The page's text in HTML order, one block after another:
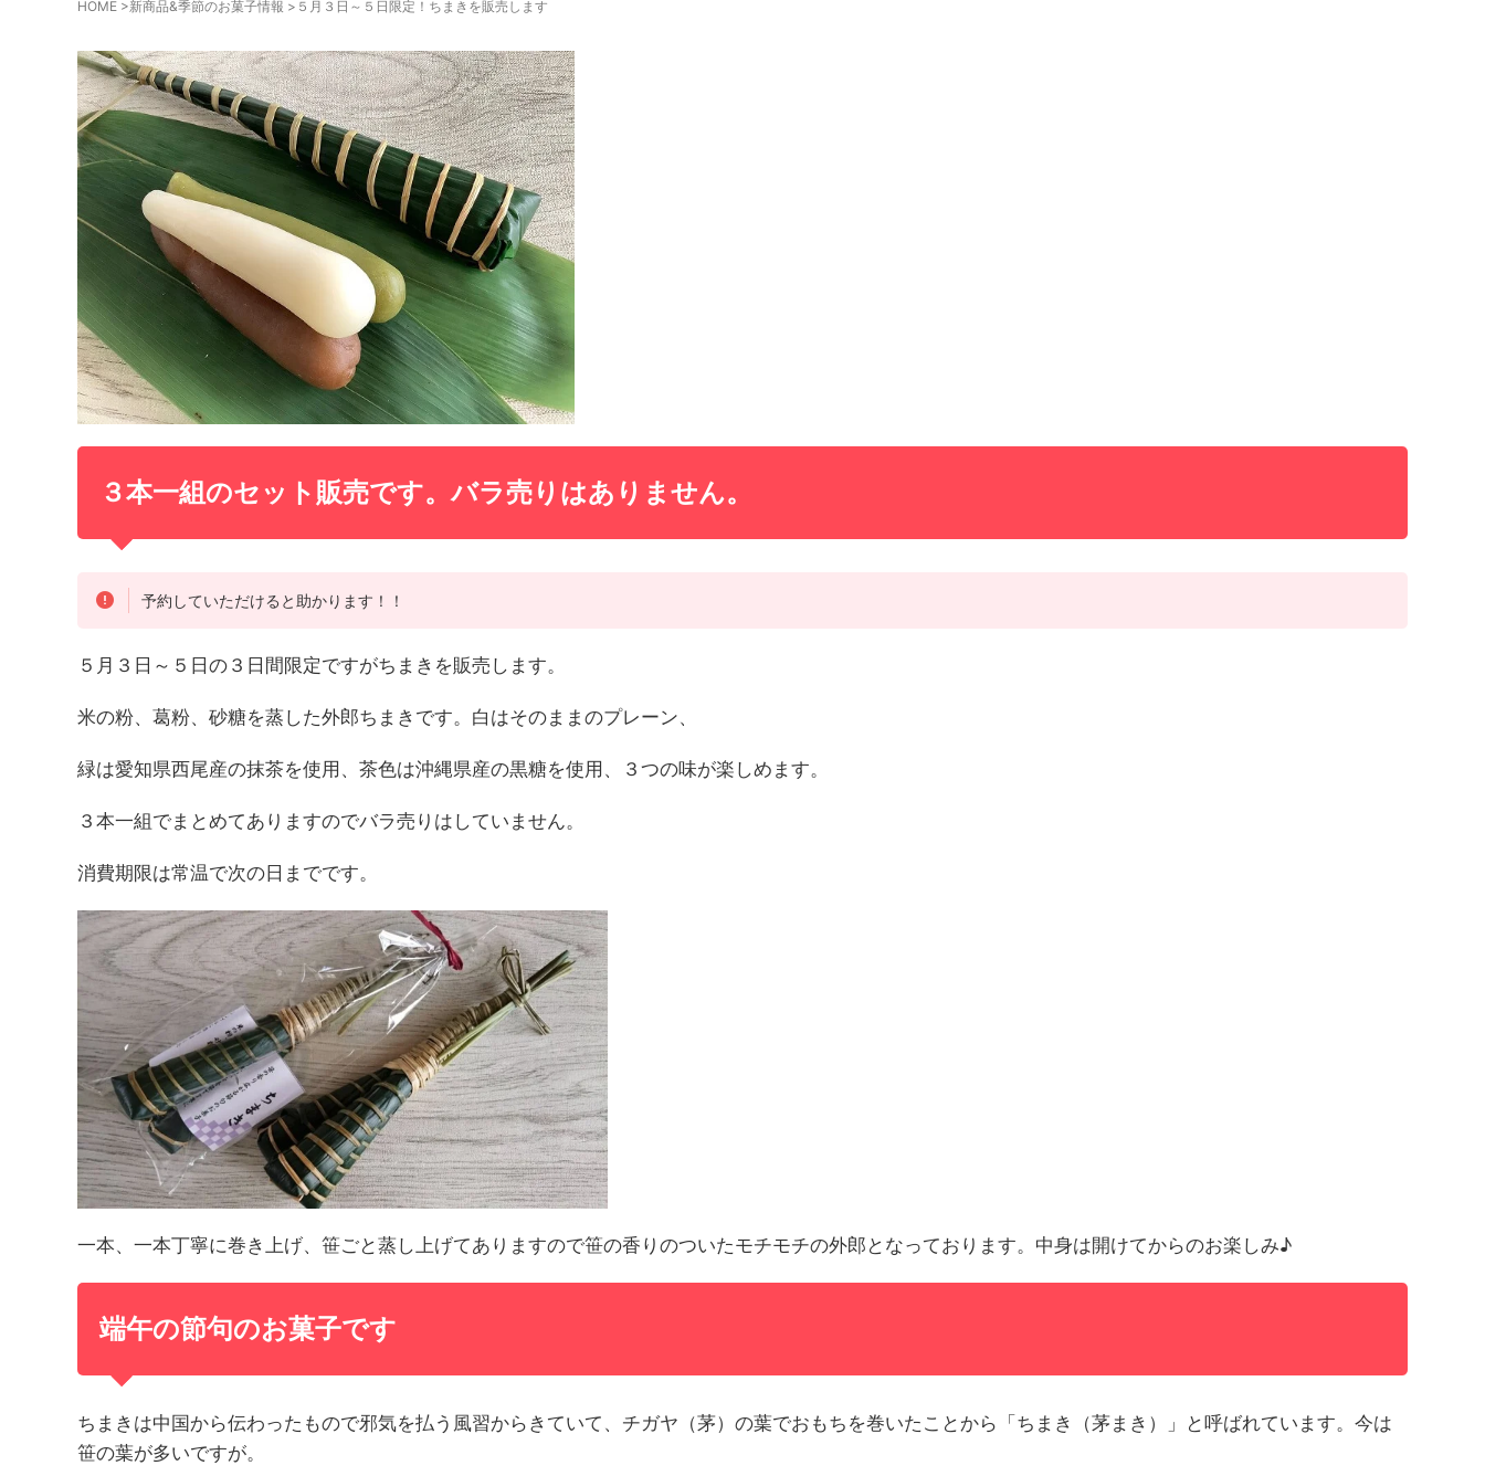
HOME >新商品&季節のお菓子情報 > ５月３日～５日限定！ちまきを販売します
３本一組のセット販売です。バラ売りはありません。
予約していただけると助かります！！
５月３日～５日の３日間限定ですがちまきを販売します。
米の粉、葛粉、砂糖を蒸した外郎ちまきです。白はそのままのプレーン、
緑は愛知県西尾産の抹茶を使用、茶色は沖縄県産の黒糖を使用、３つの味が楽しめます。
３本一組でまとめてありますのでバラ売りはしていません。
消費期限は常温で次の日までです。
一本、一本丁寧に巻き上げ、笹ごと蒸し上げてありますので笹の香りのついたモチモチの外郎となっております。中身は開けてからのお楽しみ♪
端午の節句のお菓子です
ちまきは中国から伝わったもので邪気を払う風習からきていて、チガヤ（茅）の葉でおもちを巻いたことから「ちまき（茅まき）」と呼ばれています。今は
笹の葉が多いですが。